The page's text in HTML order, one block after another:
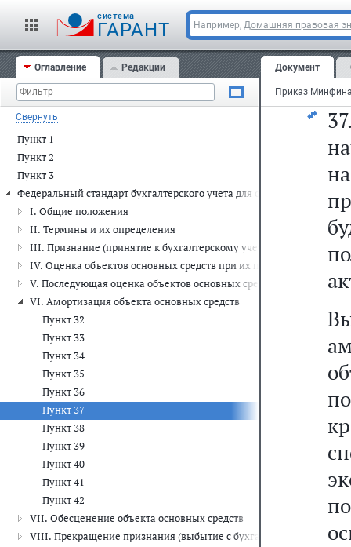
cистема
ГАРАНТ Например, Домашняя правовая
Оглавление Редакции
Свернуть
Пункт 1
Пункт 2
Пункт 3
Федеральный стандарт бухгалтерского учета для организаций
I. Общие положения
II. Термины и их определения
III. Признание (принятие к бухгалтерскому учету) объектов
IV. Оценка объектов основных средств при их признании
V. Последующая оценка объектов основных средств
VI. Амортизация объекта основных средств
Пункт 32
Пункт 33
Пункт 34
Пункт 35
Пункт 36
Пункт 37
Пункт 38
Пункт 39
Пункт 40
Пункт 41
Пункт 42
VII. Обесценение объекта основных средств
VIII. Прекращение признания (выбытие с бухгалтерского учета)
Документ
с